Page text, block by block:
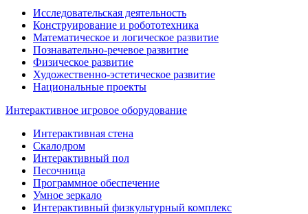
Исследовательская деятельность
Конструирование и робототехника
Математическое и логическое развитие
Познавательно-речевое развитие
Физическое развитие
Художественно-эстетическое развитие
Национальные проекты
Интерактивное игровое оборудование
Интерактивная стена
Скалодром
Интерактивный пол
Песочница
Программное обеспечение
Умное зеркало
Интерактивный физкультурный комплекс